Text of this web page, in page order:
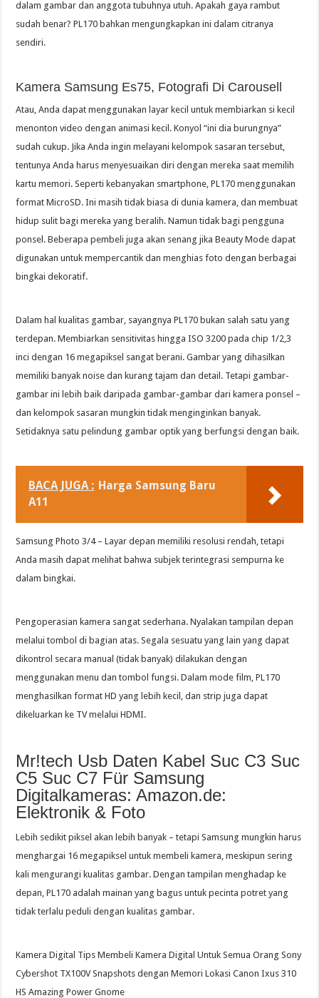
dalam gambar dan anggota tubuhnya utuh. Apakah gaya rambut
sudah benar? PL170 bahkan mengungkapkan ini dalam citranya
sendiri.
Kamera Samsung Es75, Fotografi Di Carousell
Atau, Anda dapat menggunakan layar kecil untuk membiarkan si kecil
menonton video dengan animasi kecil. Konyol “ini dia burungnya”
sudah cukup. Jika Anda ingin melayani kelompok sasaran tersebut,
tentunya Anda harus menyesuaikan diri dengan mereka saat memilih
kartu memori. Seperti kebanyakan smartphone, PL170 menggunakan
format MicroSD. Ini masih tidak biasa di dunia kamera, dan membuat
hidup sulit bagi mereka yang beralih. Namun tidak bagi pengguna
ponsel. Beberapa pembeli juga akan senang jika Beauty Mode dapat
digunakan untuk mempercantik dan menghias foto dengan berbagai
bingkai dekoratif.
Dalam hal kualitas gambar, sayangnya PL170 bukan salah satu yang
terdepan. Membiarkan sensitivitas hingga ISO 3200 pada chip 1/2,3
inci dengan 16 megapiksel sangat berani. Gambar yang dihasilkan
memiliki banyak noise dan kurang tajam dan detail. Tetapi gambar-
gambar ini lebih baik daripada gambar-gambar dari kamera ponsel –
dan kelompok sasaran mungkin tidak menginginkan banyak.
Setidaknya satu pelindung gambar optik yang berfungsi dengan baik.
BACA JUGA : Harga Samsung Baru
A11
Samsung Photo 3/4 – Layar depan memiliki resolusi rendah, tetapi
Anda masih dapat melihat bahwa subjek terintegrasi sempurna ke
dalam bingkai.
Pengoperasian kamera sangat sederhana. Nyalakan tampilan depan
melalui tombol di bagian atas. Segala sesuatu yang lain yang dapat
dikontrol secara manual (tidak banyak) dilakukan dengan
menggunakan menu dan tombol fungsi. Dalam mode film, PL170
menghasilkan format HD yang lebih kecil, dan strip juga dapat
dikeluarkan ke TV melalui HDMI.
Mr!tech Usb Daten Kabel Suc C3 Suc
C5 Suc C7 Für Samsung
Digitalkameras: Amazon.de:
Elektronik & Foto
Lebih sedikit piksel akan lebih banyak – tetapi Samsung mungkin harus
menghargai 16 megapiksel untuk membeli kamera, meskipun sering
kali mengurangi kualitas gambar. Dengan tampilan menghadap ke
depan, PL170 adalah mainan yang bagus untuk pecinta potret yang
tidak terlalu peduli dengan kualitas gambar.
Kamera Digital Tips Membeli Kamera Digital Untuk Semua Orang Sony
Cybershot TX100V Snapshots dengan Memori Lokasi Canon Ixus 310
HS Amazing Power Gnome